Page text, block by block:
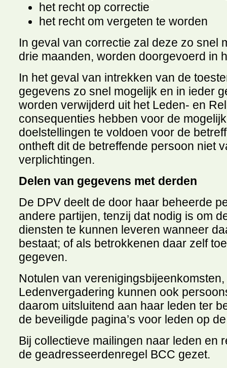
het recht op correctie
het recht om vergeten te worden
In geval van correctie zal deze zo snel
drie maanden, worden doorgevoerd in
In het geval van intrekken van de
gegevens zo snel mogelijk en in ieder
worden verwijderd uit het Leden- en
consequenties hebben voor de
doelstellingen te voldoen voor de
ontheft dit de betreffende persoon niet
verplichtingen.
Delen van gegevens met derden
De DPV deelt de door haar beheerde
andere partijen, tenzij dat nodig is om
diensten te kunnen leveren wanneer
bestaat; of als betrokkenen daar zelf
gegeven.
Notulen van
Ledenvergadering kunnen ook
daarom uitsluitend aan haar leden ter
de beveiligde pagina’s voor leden op
Bij collectieve mailingen naar leden en
de geadresseerdenregel BCC gezet.